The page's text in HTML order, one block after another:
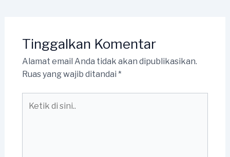
Tinggalkan Komentar
Alamat email Anda tidak akan dipublikasikan.
Ruas yang wajib ditandai *